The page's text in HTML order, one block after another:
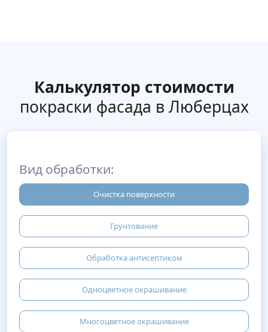
Калькулятор стоимости
покраски фасада в Люберцах
Вид обработки:
Очистка поверхности
Грунтование
Обработка антисептиком
Одноцветное окрашивание
Многоцветное окрашивание